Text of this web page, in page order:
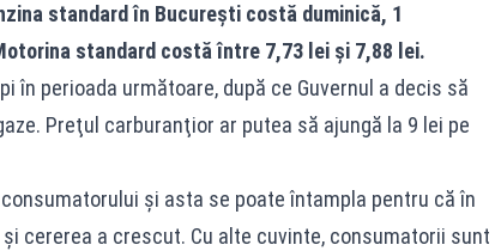
standard în București costă duminică, 1
standard costă între 7,73 lei și 7,88 lei.
în perioada următoare, după ce Guvernul a decis să
Preţul carburanţior ar putea să ajungă la 9 lei pe
şi asta se poate întampla pentru că în
cererea a crescut. Cu alte cuvinte, consumatorii sunt